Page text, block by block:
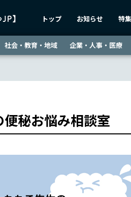
トップ お知らせ 特集
社会・教育・地域 企業・人事・医療
秘お悩み相談室